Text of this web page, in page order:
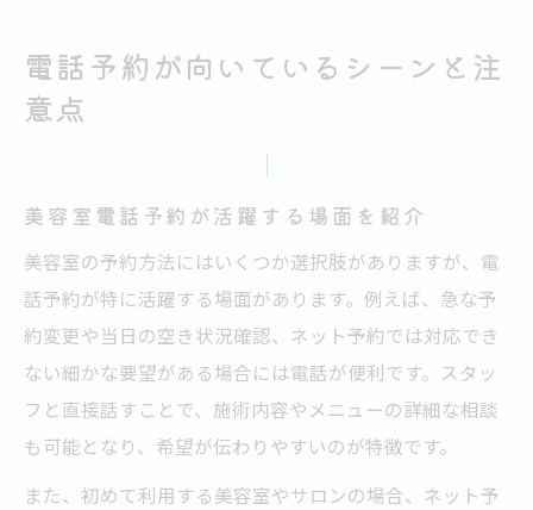
電話予約が向いているシーンと注
意点
美容室電話予約が活躍する場面を紹介
美容室の予約方法にはいくつか選択肢がありますが、電
話予約が特に活躍する場面があります。例えば、急な予
約変更や当日の空き状況確認、ネット予約では対応でき
ない細かな要望がある場合には電話が便利です。スタッ
フと直接話すことで、施術内容やメニューの詳細な相談
も可能となり、希望が伝わりやすいのが特徴です。
また、初めて利用する美容室やサロンの場合、ネット予